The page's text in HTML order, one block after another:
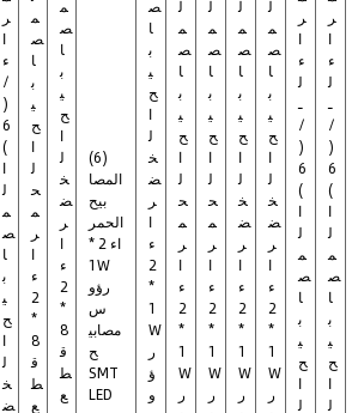
ر
ا
ء
/
(
6
)
ا
ل
م
ص
ا
ب
ي
ح
ا
ل
خ
ض
م
ص
ا
ب
ي
ح
ا
ل
ح
م
ر
ا
ء
2
*
8
ق
ط
ع
م
ص
ا
ب
ي
ح
ا
ل
خ
ض
ر
ا
ء
2
*
8
ق
ط
ع
(6)
المصا
بيح
الحمر
اء 2 *
1W
رؤو
س
مصابي
ح
SMT
LED
ص
ا
ب
ي
ح
ا
ل
خ
ض
ر
ا
ء
2
*
1
W
ر
ؤ
و
ل
م
ص
ا
ب
ي
ح
ا
ل
ح
م
ر
ا
ء
2
*
1
W
ر
ل
م
ص
ا
ب
ي
ح
ا
ل
ح
م
ر
ا
ء
2
*
1
W
ر
ل
م
ص
ا
ب
ي
ح
ا
ل
خ
ض
ر
ا
ء
2
*
1
W
ر
ل
م
ص
ا
ب
ي
ح
ا
ل
خ
ض
ر
ا
ء
2
*
1
W
ر
ر
ا
ء
ل
ـ
/
(
6
)
ا
ل
م
ص
ا
ب
ي
ح
ا
ل
ر
ا
ء
ل
ـ
/
(
6
)
ا
ل
م
ص
ا
ب
ي
ح
ا
ل